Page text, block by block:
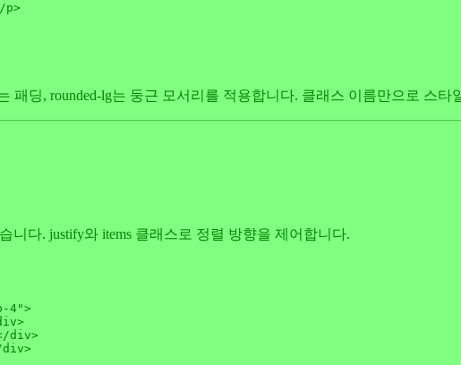
p>
패딩, rounded-lg는 둥근 모서리를 적용합니다. 클래스 이름만으로 스타
다. justify와 items 클래스로 정렬 방향을 제어합니다.
4">
>
div>
div>